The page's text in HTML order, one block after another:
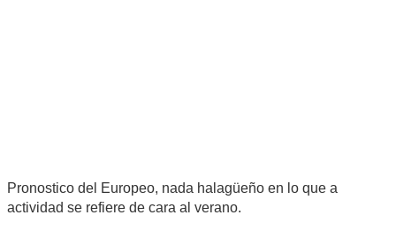
Pronostico del Europeo, nada halagüeño en lo que a
actividad se refiere de cara al verano.